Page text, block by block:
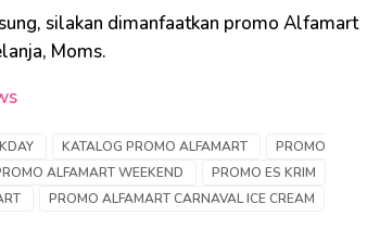
silakan dimanfaatkan promo Alfamart
Moms.
KATALOG PROMO ALFAMART
PROMO
ALFAMART WEEKEND
PROMO ES KRIM
PROMO ALFAMART CARNAVAL ICE CREAM